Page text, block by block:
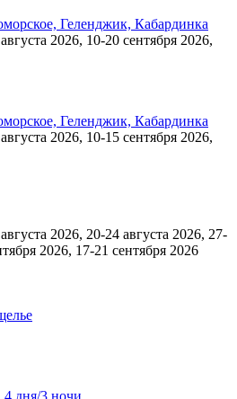
Геленджик, Кабардинка
2026, 10-20 сентября 2026,
Геленджик, Кабардинка
2026, 10-15 сентября 2026,
2026, 20-24 августа 2026, 27-
2026, 17-21 сентября 2026
дня/3 ночи